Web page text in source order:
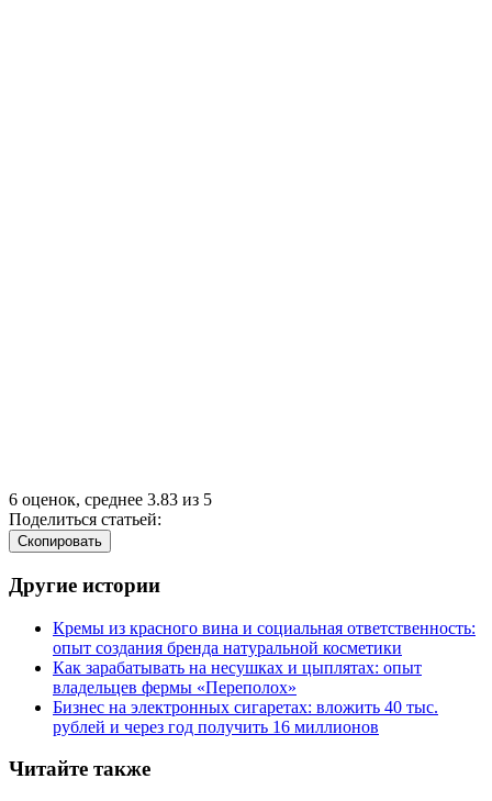
6 оценок, среднее 3.83 из 5
Поделиться статьей:
Cкопировать
Другие истории
Кремы из красного вина и социальная ответственность:
опыт создания бренда натуральной косметики
Как зарабатывать на несушках и цыплятах: опыт
владельцев фермы «Переполох»
Бизнес на электронных сигаретах: вложить 40 тыс.
рублей и через год получить 16 миллионов
Читайте также